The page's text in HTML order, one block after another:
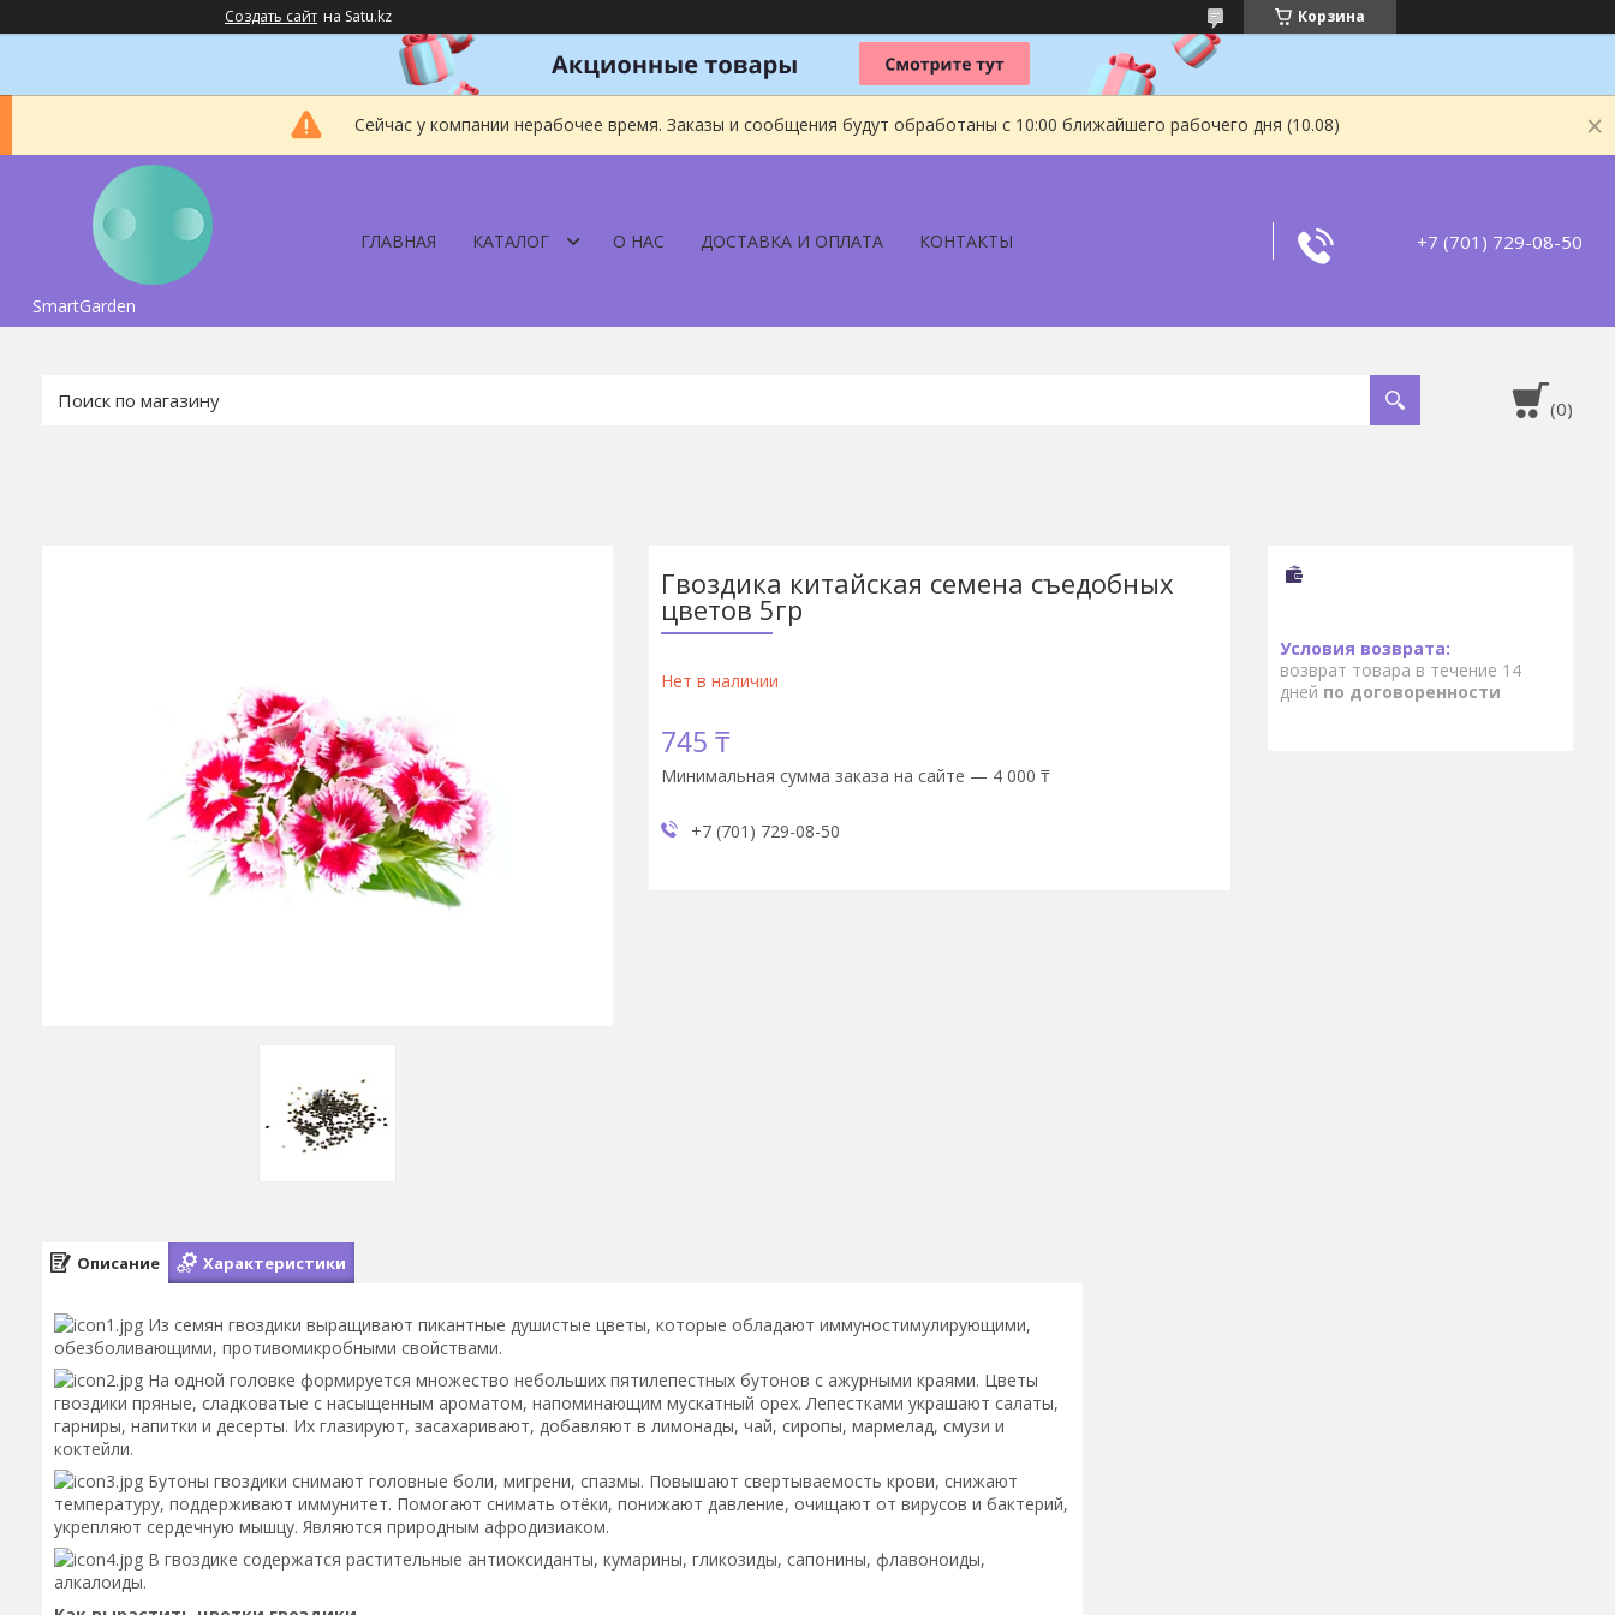
Создать сайт на Satu.kz Корзина
Сейчас у компании нерабочее время. Заказы и сообщения будут обработаны с 10:00 ближайшего рабочего дня (10.08)
SmartGarden
ГЛАВНАЯ КАТАЛОГ О НАС ДОСТАВКА И ОПЛАТА КОНТАКТЫ +7 (701) 729-08-50
Гвоздика китайская семена съедобных
цветов 5гр
Нет в наличии
745 ₸
Минимальная сумма заказа на сайте — 4 000 ₸
+7 (701) 729-08-50
возврат товара в течение 14
дней по договоренности
Описание Характеристики
Из семян гвоздики выращивают пикантные душистые цветы, которые обладают иммуностимулирующими,
обезболивающими, противомикробными свойствами.
На одной головке формируется множество небольших пятилепестных бутонов с ажурными краями. Цветы
гвоздики пряные, сладковатые с насыщенным ароматом, напоминающим мускатный орех. Лепестками украшают салаты,
гарниры, напитки и десерты. Их глазируют, засахаривают, добавляют в лимонады, чай, сиропы, мармелад, смузи и
коктейли.
Бутоны гвоздики снимают головные боли, мигрени, спазмы. Повышают свертываемость крови, снижают
температуру, поддерживают иммунитет. Помогают снимать отёки, понижают давление, очищают от вирусов и бактерий,
укрепляют сердечную мышцу. Являются природным афродизиаком.
В гвоздике содержатся растительные антиоксиданты, кумарины, гликозиды, сапонины, флавоноиды,
алкалоиды.